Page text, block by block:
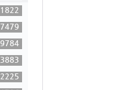
1822
7479
9784
3883
2225